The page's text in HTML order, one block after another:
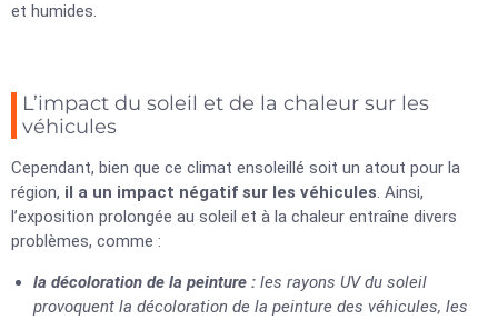
et humides.
L’impact du soleil et de la chaleur sur les
véhicules
Cependant, bien que ce climat ensoleillé soit un atout pour la
région, il a un impact négatif sur les véhicules. Ainsi,
l’exposition prolongée au soleil et à la chaleur entraîne divers
problèmes, comme :
la décoloration de la peinture : les rayons UV du soleil
provoquent la décoloration de la peinture des véhicules, les